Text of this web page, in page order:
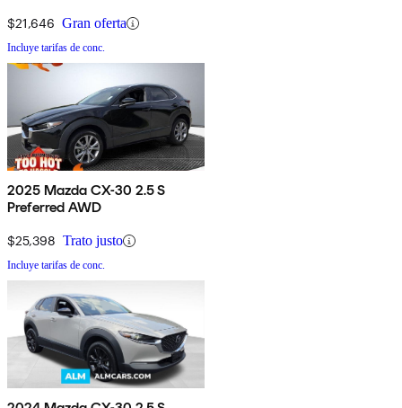
$21,646 Gran oferta
Incluye tarifas de conc.
2025 Mazda CX-30 2.5 S
Preferred AWD
$25,398 Trato justo
Incluye tarifas de conc.